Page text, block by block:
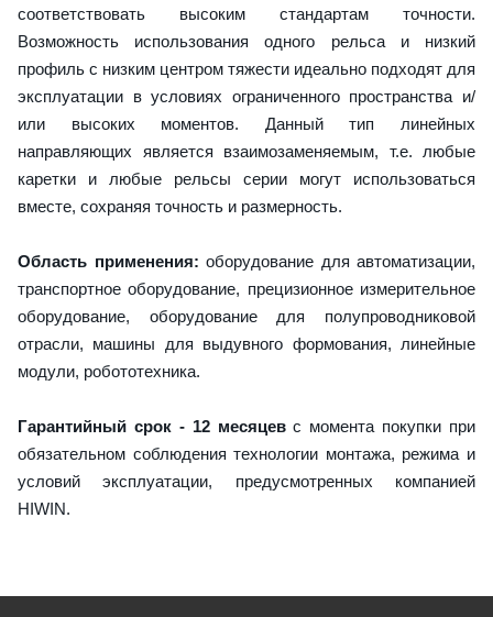
соответствовать высоким стандартам точности.
Возможность использования одного рельса и низкий
профиль с низким центром тяжести идеально подходят для
эксплуатации в условиях ограниченного пространства и/
или высоких моментов. Данный тип линейных
направляющих является взаимозаменяемым, т.е. любые
каретки и любые рельсы серии могут использоваться
вместе, сохраняя точность и размерность.
Область применения: оборудование для автоматизации,
транспортное оборудование, прецизионное измерительное
оборудование, оборудование для полупроводниковой
отрасли, машины для выдувного формования, линейные
модули, робототехника.
Гарантийный срок - 12 месяцевс момента покупки при
обязательном соблюдения технологии монтажа, режима и
условий эксплуатации, предусмотренных компанией
HIWIN.